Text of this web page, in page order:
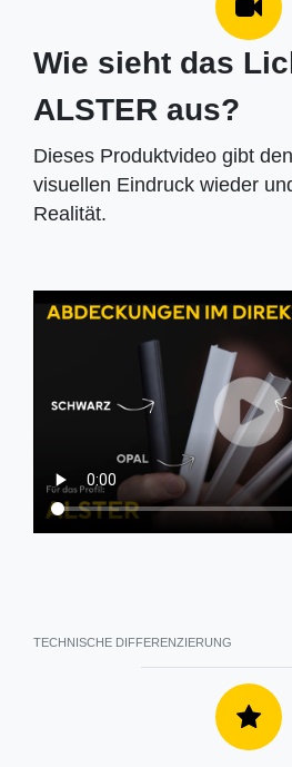
Wie sieht das
ALSTER aus?
Dieses Produktvideo gibt
visuellen Eindruck wieder
Realität.
TECHNISCHE DIFFERENZIERUNG